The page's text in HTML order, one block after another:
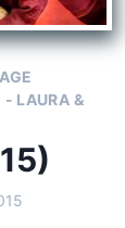
- LAURA &